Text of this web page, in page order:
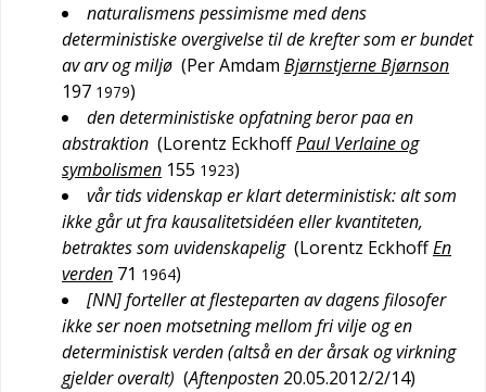
naturalismens pessimisme med dens
deterministiske overgivelse til de krefter som er bundet
av arv og miljø (Per Amdam Bjørnstjerne Bjørnson
197 1979)
den deterministiske opfatning beror paa en
abstraktion (Lorentz EckhoffPaul Verlaine og
symbolismen 155 1923)
vår tids videnskap er klart deterministisk: alt som
ikke går ut fra kausalitetsidéen eller kvantiteten,
betraktes som uvidenskapelig (Lorentz EckhoffEn
verden 71 1964)
[NN] forteller at flesteparten av dagens filosofer
ikke ser noen motsetning mellom fri vilje og en
deterministisk verden (altså en der årsak og virkning
gjelder overalt) (Aftenposten 20.05.2012/2/14)